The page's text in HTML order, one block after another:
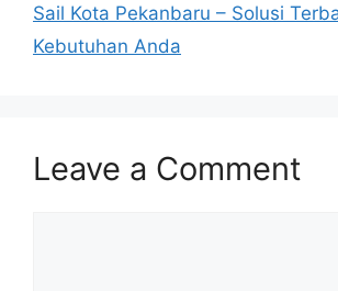
Sail Kota Pekanbaru – Solusi
Kebutuhan Anda
Leave a Comment